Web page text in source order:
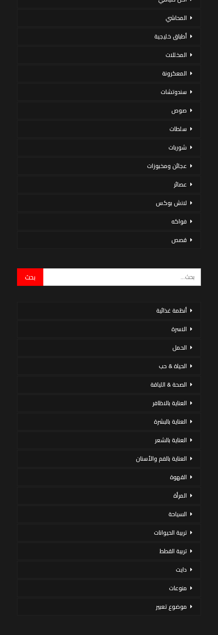
المحاشي
أطباق خليجية
المخللات
المعكرونة
سندوتشات
صوص
سلطات
شوربات
عجائن ومخبوزات
عصائر
لانش بوكس
فواكه
قصص
أنظمة غذائية
الاسرة
الحمل
الحياة & حب
الصحة & اللياقة
العناية بالاظافر
العناية بالبشرة
العناية بالشعر
العناية بالفم والأسنان
القهوة
المرأة
السياحة
تربية الحيوانات
تربية القطط
دايت
منوعات
موضوع تعبير